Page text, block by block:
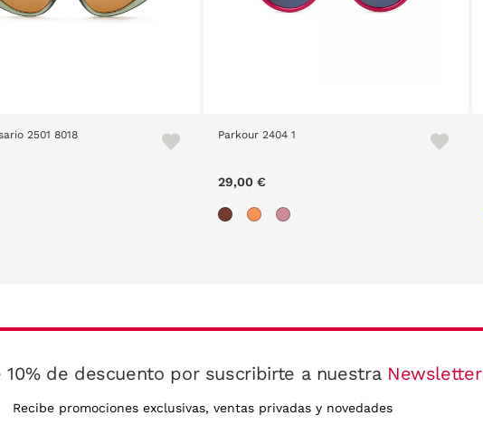
2501 8018 Parkour 2404 1
29,00 €
10% de descuento por suscribirte a nuestra Newsletter
Recibe promociones exclusivas, ventas privadas y novedades